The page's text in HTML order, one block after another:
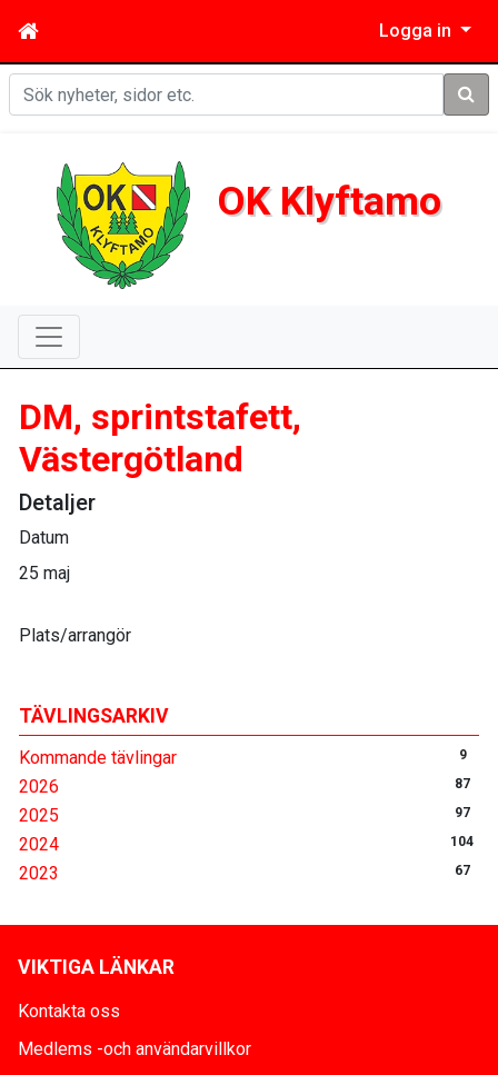
Logga in
Sök
OK Klyftamo
TÄVLINGSARKIV
Kommande tävlingar 9
2026 87
2025 97
2024 104
2023 67
DM, sprintstafett,
Västergötland
Detaljer
Datum
25 maj
Plats/arrangör
VIKTIGA LÄNKAR
Kontakta oss
Medlems -och användarvillkor